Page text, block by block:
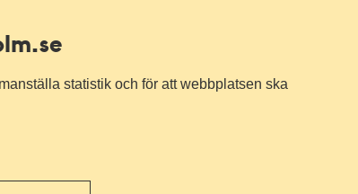
statistik och för att webbplatsen ska